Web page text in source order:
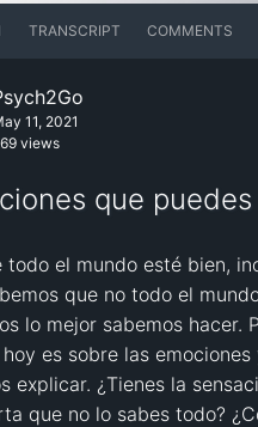
TRANSCRIPT COMMENTS
11, 2021
views
que
todo el mundo esté bien,
que no todo el
lo mejor sabemos
es sobre las
explicar. ¿Tienes la
que no lo sabes todo?